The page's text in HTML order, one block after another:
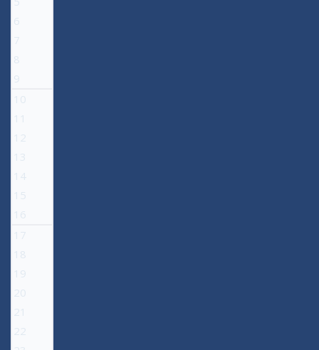
6
7
8
9
10
11
12
13
14
15
16
17
18
19
20
21
22